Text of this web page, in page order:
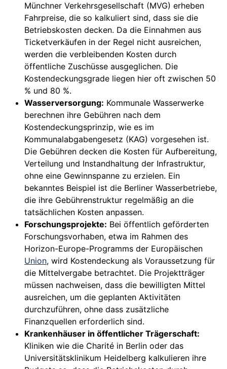
Münchner Verkehrsgesellschaft (MVG) erheben
Fahrpreise, die so kalkuliert sind, dass sie die
Betriebskosten decken. Da die Einnahmen aus
Ticketverkäufen in der Regel nicht ausreichen,
werden die verbleibenden Kosten durch
öffentliche Zuschüsse ausgeglichen. Die
Kostendeckungsgrade liegen hier oft zwischen 50
% und 80 %.
Wasserversorgung: Kommunale Wasserwerke
berechnen ihre Gebühren nach dem
Kostendeckungsprinzip, wie es im
Kommunalabgabengesetz (KAG) vorgesehen ist.
Die Gebühren decken die Kosten für Aufbereitung,
Verteilung und Instandhaltung der Infrastruktur,
ohne eine Gewinnspanne zu erzielen. Ein
bekanntes Beispiel ist die Berliner Wasserbetriebe,
die ihre Gebührenstruktur regelmäßig an die
tatsächlichen Kosten anpassen.
Forschungsprojekte: Bei öffentlich geförderten
Forschungsvorhaben, etwa im Rahmen des
Horizon-Europe-Programms der Europäischen
Union, wird Kostendeckung als Voraussetzung für
die Mittelvergabe betrachtet. Die Projektträger
müssen nachweisen, dass die bewilligten Mittel
ausreichen, um die geplanten Aktivitäten
durchzuführen, ohne dass zusätzliche
Finanzquellen erforderlich sind.
Krankenhäuser in öffentlicher Trägerschaft:
Kliniken wie die Charité in Berlin oder das
Universitätsklinikum Heidelberg kalkulieren ihre